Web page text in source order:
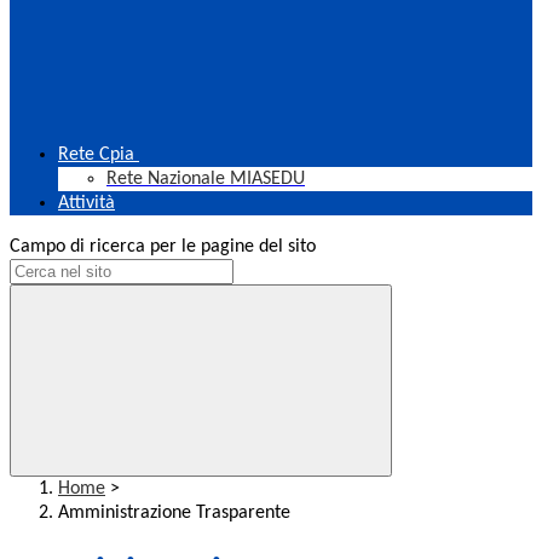
Rete Cpia
Rete Nazionale MIASEDU
Attività
Campo di ricerca per le pagine del sito
Home >
Amministrazione Trasparente